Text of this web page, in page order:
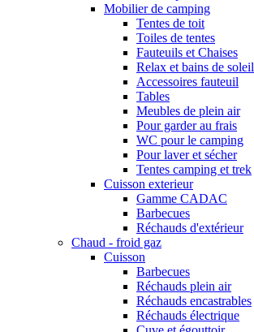
Mobilier de camping
Tentes de toit
Toiles de tentes
Fauteuils et Chaises
Relax et bains de soleil
Accessoires fauteuil
Tables
Meubles de plein air
Pour garder au frais
WC pour le camping
Pour laver et sécher
Tentes camping et trek
Cuisson exterieur
Gamme CADAC
Barbecues
Réchauds d'extérieur
Chaud - froid gaz
Cuisson
Barbecues
Réchauds plein air
Réchauds encastrables
Réchauds électrique